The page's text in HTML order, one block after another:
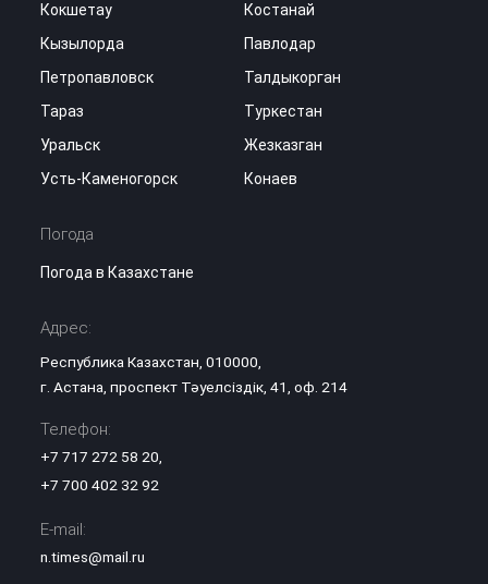
Кокшетау
Костанай
Кызылорда
Павлодар
Петропавловск
Талдыкорган
Тараз
Туркестан
Уральск
Жезказган
Усть-Каменогорск
Конаев
Погода
Погода в Казахстане
Адрес:
Республика Казахстан, 010000,
г. Астана, проспект Тәуелсіздік, 41, оф. 214
Телефон:
+7 717 272 58 20
+7 700 402 32 92
E-mail:
n.times@mail.ru